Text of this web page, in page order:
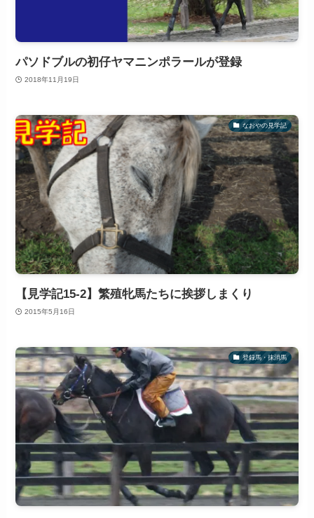
パソドブルの初仔ヤマニンポラールが登録
2018年11月19日
なおやの見学記
【見学記15-2】繁殖牝馬たちに挨拶しまくり
2015年5月16日
登録馬・抹消馬